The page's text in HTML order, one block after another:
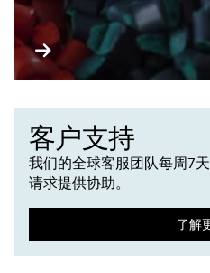
客户支持
我们的全球客服团队每周7
请求提供协助。
了解